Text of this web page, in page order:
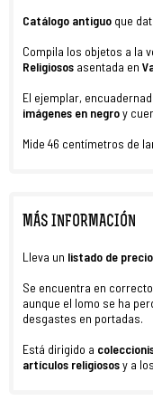
Catálogo antiguo que
Compila los objetos a la
Religiosos asentada en
El ejemplar,
imágenes en negroy
Mide 46 centímetros de
MÁS INFORMACIÓN
Lleva un listado de
Se encuentra en
aunque el lomo se ha
desgastes en portadas.
Está dirigido a
artículos religiososy a los